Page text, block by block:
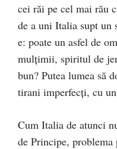
cei răi pe cel mai rău
de a uni Italia supt un
e: poate un asfel de
mulţimii, spiritul de
bun? Putea lumea să
tirani imperfecți, cu
Cum Italia de atunci
de Principe,